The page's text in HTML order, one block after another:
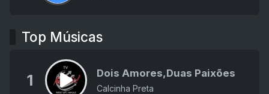
Top Músicas
1 Dois Amores,Duas Paixões
Calcinha Preta